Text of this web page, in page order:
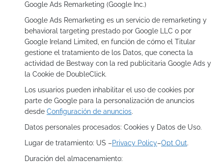
Google Ads Remarketing (Google Inc.)
Google Ads Remarketing es un servicio de remarketing y
behavioral targeting prestado por Google LLC o por
Google Ireland Limited, en función de cómo el Titular
gestione el tratamiento de los Datos, que conecta la
actividad de Bestway con la red publicitaria Google Ads y
la Cookie de DoubleClick.
Los usuarios pueden inhabilitar el uso de cookies por
parte de Google para la personalización de anuncios
desde Configuración de anuncios.
Datos personales procesados: Cookies y Datos de Uso.
Lugar de tratamiento: US –Privacy Policy–Opt Out.
Duración del almacenamiento: